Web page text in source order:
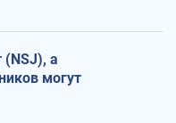
(NSJ), а
могут